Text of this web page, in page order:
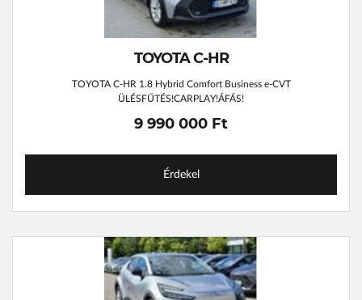
TOYOTA C-HR
TOYOTA C-HR 1.8 Hybrid Comfort Business e-CVT
ÜLÉSFŰTÉS!CARPLAY!ÁFÁS!
9 990 000 Ft
Érdekel